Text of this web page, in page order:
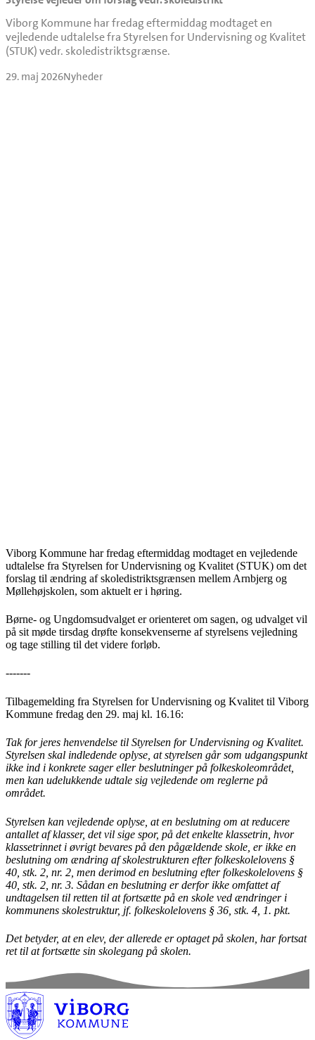
Viborg Kommune har fredag eftermiddag modtaget en
vejledende udtalelse fra Styrelsen for Undervisning og Kvalitet
(STUK) vedr. skoledistriktsgrænse.
29. maj 2026Nyheder
Viborg Kommune har fredag eftermiddag modtaget en vejledende
udtalelse fra Styrelsen for Undervisning og Kvalitet (STUK) om det
forslag til ændring af skoledistriktsgrænsen mellem Arnbjerg og
Møllehøjskolen, som aktuelt er i høring.
Børne- og Ungdomsudvalget er orienteret om sagen, og udvalget vil
på sit møde tirsdag drøfte konsekvenserne af styrelsens vejledning
og tage stilling til det videre forløb.
-------
Tilbagemelding fra Styrelsen for Undervisning og Kvalitet til Viborg
Kommune fredag den 29. maj kl. 16.16:
Tak for jeres henvendelse til Styrelsen for Undervisning og Kvalitet.
Styrelsen skal indledende oplyse, at styrelsen går som udgangspunkt
ikke ind i konkrete sager eller beslutninger på folkeskoleområdet,
men kan udelukkende udtale sig vejledende om reglerne på
området.
Styrelsen kan vejledende oplyse, at en beslutning om at reducere
antallet af klasser, det vil sige spor, på det enkelte klassetrin, hvor
klassetrinnet i øvrigt bevares på den pågældende skole, er ikke en
beslutning om ændring af skolestrukturen efter folkeskolelovens §
40, stk. 2, nr. 2, men derimod en beslutning efter folkeskolelovens §
40, stk. 2, nr. 3. Sådan en beslutning er derfor ikke omfattet af
undtagelsen til retten til at fortsætte på en skole ved ændringer i
kommunens skolestruktur, jf. folkeskolelovens § 36, stk. 4, 1. pkt.
Det betyder, at en elev, der allerede er optaget på skolen, har fortsat
ret til at fortsætte sin skolegang på skolen.